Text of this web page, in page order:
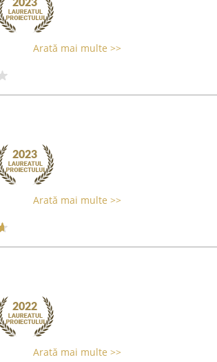
Arată mai multe >>
Arată mai multe >>
Arată mai multe >>